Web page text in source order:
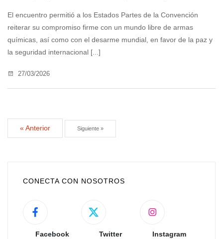
El encuentro permitió a los Estados Partes de la Convención
reiterar su compromiso firme con un mundo libre de armas
químicas, así como con el desarme mundial, en favor de la paz y
la seguridad internacional [...]
27/03/2026
« Anterior Siguiente »
CONECTA CON NOSOTROS
Facebook Twitter Instagram